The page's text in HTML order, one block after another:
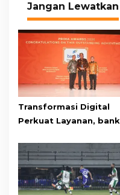
Jangan Lewatkan
Transformasi Digital
Perkuat Layanan, bank
Awards pada PRIMA
Awards 2026